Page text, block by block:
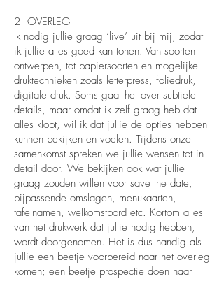
2| OVERLEG
Ik nodig jullie graag ‘live’ uit bij mij, zodat
ik jullie alles goed kan tonen. Van soorten
ontwerpen, tot papiersoorten en mogelijke
druktechnieken zoals letterpress, foliedruk,
digitale druk. Soms gaat het over subtiele
details, maar omdat ik zelf graag heb dat
alles klopt, wil ik dat jullie de opties hebben
kunnen bekijken en voelen. Tijdens onze
samenkomst spreken we jullie wensen tot in
detail door. We bekijken ook wat jullie
graag zouden willen voor save the date,
bijpassende omslagen, menukaarten,
tafelnamen, welkomstbord etc. Kortom alles
van het drukwerk dat jullie nodig hebben,
wordt doorgenomen. Het is dus handig als
jullie een beetje voorbereid naar het overleg
komen; een beetje prospectie doen naar